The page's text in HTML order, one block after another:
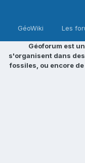
GéoWiki Les
Géoforum est
s'organisent dans
fossiles, ou encore